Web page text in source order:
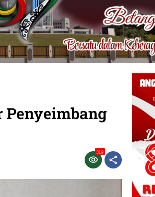
Penyeimbang
319